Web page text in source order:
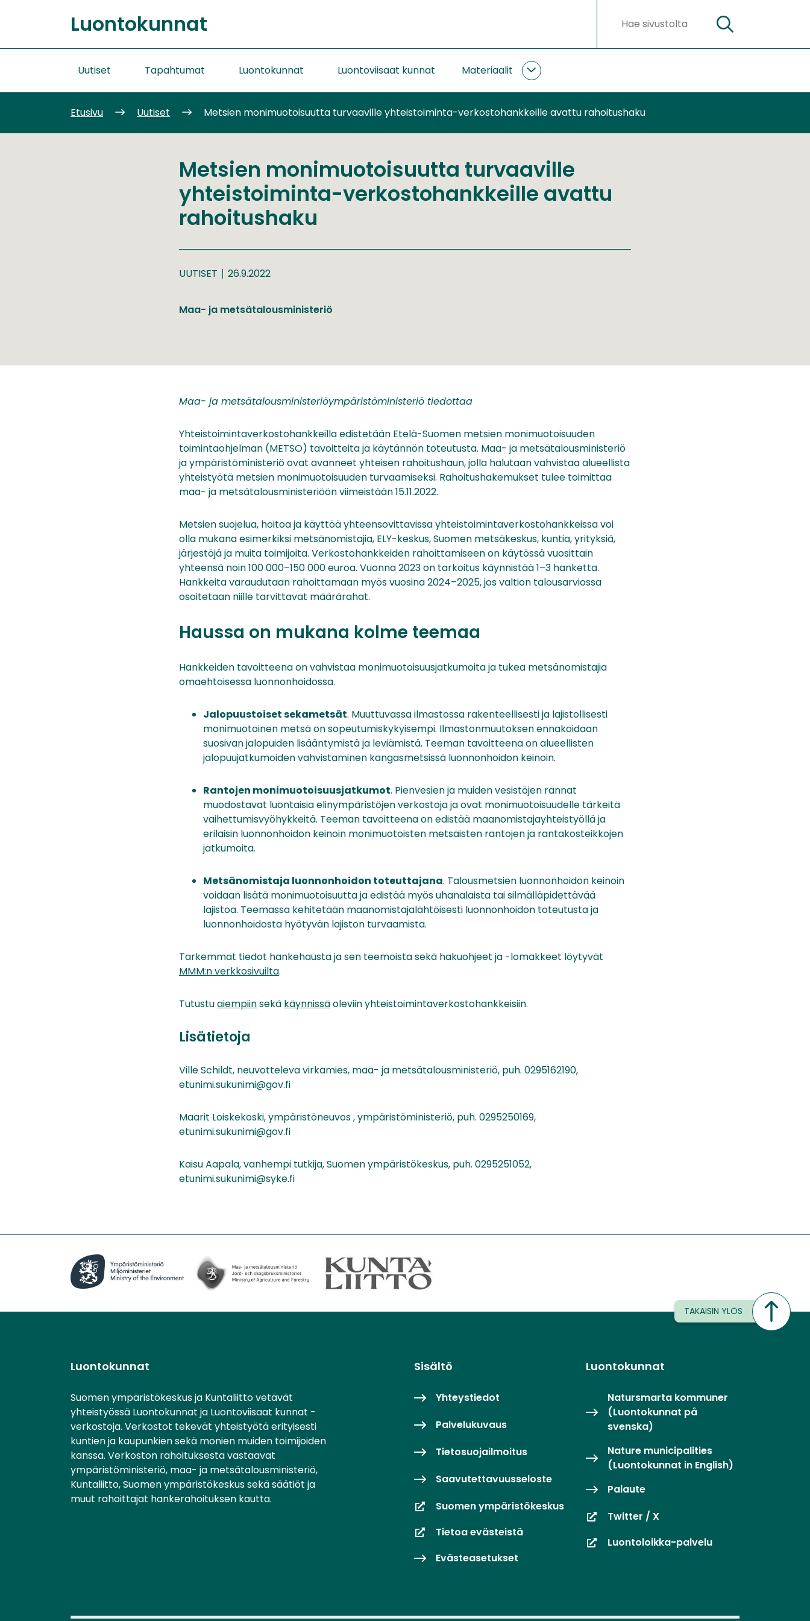
sisältöön
Etusivu
Luontokunnat Hakusanat Hae
Uutiset Tapahtumat Luontokunnat Luontoviisaat kunnat Materiaalit
Materiaalit
alasivut
Etusivu
Uutiset Metsien monimuotoisuutta turvaaville yhteistoiminta-verkostohankkeille avattu rahoitushaku
Metsien monimuotoisuutta turvaaville
yhteistoiminta-verkostohankkeille avattu
rahoitushaku
UUTISET 26.9.2022
Maa- ja metsätalousministeriö
Maa- ja metsätalousministeriöympäristöministeriö tiedottaa
Yhteistoimintaverkostohankkeilla edistetään Etelä-Suomen metsien monimuotoisuuden
toimintaohjelman (METSO) tavoitteita ja käytännön toteutusta. Maa- ja metsätalousministeriö
ja ympäristöministeriö ovat avanneet yhteisen rahoitushaun, jolla halutaan vahvistaa alueellista
yhteistyötä metsien monimuotoisuuden turvaamiseksi. Rahoitushakemukset tulee toimittaa
maa- ja metsätalousministeriöön viimeistään 15.11.2022.
Metsien suojelua, hoitoa ja käyttöä yhteensovittavissa yhteistoimintaverkostohankkeissa voi
olla mukana esimerkiksi metsänomistajia, ELY-keskus, Suomen metsäkeskus, kuntia, yrityksiä,
järjestöjä ja muita toimijoita. Verkostohankkeiden rahoittamiseen on käytössä vuosittain
yhteensä noin 100 000–150 000 euroa. Vuonna 2023 on tarkoitus käynnistää 1–3 hanketta.
Hankkeita varaudutaan rahoittamaan myös vuosina 2024–2025, jos valtion talousarviossa
osoitetaan niille tarvittavat määrärahat.
Haussa on mukana kolme teemaa
Hankkeiden tavoitteena on vahvistaa monimuotoisuusjatkumoita ja tukea metsänomistajia
omaehtoisessa luonnonhoidossa.
Jalopuustoiset sekametsät. Muuttuvassa ilmastossa rakenteellisesti ja lajistollisesti
monimuotoinen metsä on sopeutumiskykyisempi. Ilmastonmuutoksen ennakoidaan
suosivan jalopuiden lisääntymistä ja leviämistä. Teeman tavoitteena on alueellisten
jalopuujatkumoiden vahvistaminen kangasmetsissä luonnonhoidon keinoin.
Rantojen monimuotoisuusjatkumot. Pienvesien ja muiden vesistöjen rannat
muodostavat luontaisia elinympäristöjen verkostoja ja ovat monimuotoisuudelle tärkeitä
vaihettumisvyöhykkeitä. Teeman tavoitteena on edistää maanomistajayhteistyöllä ja
erilaisin luonnonhoidon keinoin monimuotoisten metsäisten rantojen ja rantakosteikkojen
jatkumoita.
Metsänomistaja luonnonhoidon toteuttajana. Talousmetsien luonnonhoidon keinoin
voidaan lisätä monimuotoisuutta ja edistää myös uhanalaista tai silmälläpidettävää
lajistoa. Teemassa kehitetään maanomistajalähtöisesti luonnonhoidon toteutusta ja
luonnonhoidosta hyötyvän lajiston turvaamista.
Tarkemmat tiedot hankehausta ja sen teemoista sekä hakuohjeet ja -lomakkeet löytyvät
MMM:n verkkosivuilta.
Tutustuaiempiinsekä käynnissäoleviin yhteistoimintaverkostohankkeisiin.
Lisätietoja
Ville Schildt, neuvotteleva virkamies, maa- ja metsätalousministeriö, puh. 0295162190,
etunimi.sukunimi@gov.fi
Maarit Loiskekoski, ympäristöneuvos , ympäristöministeriö, puh. 0295250169,
etunimi.sukunimi@gov.fi
Kaisu Aapala, vanhempi tutkija, Suomen ympäristökeskus, puh. 0295251052,
etunimi.sukunimi@syke.fi
TAKAISIN YLÖS
Luontokunnat
Suomen ympäristökeskus ja Kuntaliitto vetävät
yhteistyössä Luontokunnat ja Luontoviisaat kunnat -
verkostoja. Verkostot tekevät yhteistyötä erityisesti
kuntien ja kaupunkien sekä monien muiden toimijoiden
kanssa. Verkoston rahoituksesta vastaavat
ympäristöministeriö, maa- ja metsätalousministeriö,
Kuntaliitto, Suomen ympäristökeskus sekä säätiöt ja
muut rahoittajat hankerahoituksen kautta.
Sisältö
Yhteystiedot
Palvelukuvaus
Tietosuojailmoitus
Saavutettavuusseloste
Suomen ympäristökeskus
Tietoa evästeistä
Evästeasetukset
Luontokunnat
Natursmarta kommuner
(Luontokunnat på
svenska)
Nature municipalities
(Luontokunnat in English)
Palaute
Twitter / X
Luontoloikka-palvelu